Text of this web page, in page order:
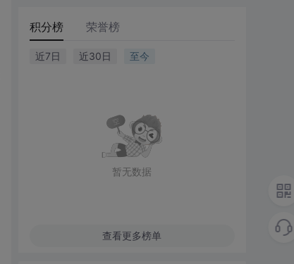
积分榜 荣誉榜
近7日 近30日 至今
暂无数据
查看更多榜单